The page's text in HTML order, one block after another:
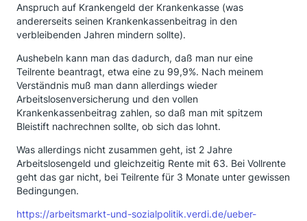
Anspruch auf Krankengeld der Krankenkasse (was
andererseits seinen Krankenkassenbeitrag in den
verbleibenden Jahren mindern sollte).
Aushebeln kann man das dadurch, daß man nur eine
Teilrente beantragt, etwa eine zu 99,9%. Nach meinem
Verständnis muß man dann allerdings wieder
Arbeitslosenversicherung und den vollen
Krankenkassenbeitrag zahlen, so daß man mit spitzem
Bleistift nachrechnen sollte, ob sich das lohnt.
Was allerdings nicht zusammen geht, ist 2 Jahre
Arbeitslosengeld und gleichzeitig Rente mit 63. Bei Vollrente
geht das gar nicht, bei Teilrente für 3 Monate unter gewissen
Bedingungen.
https://arbeitsmarkt-und-sozialpolitik.verdi.de/ueber-